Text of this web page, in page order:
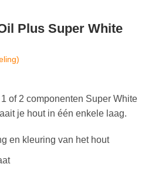
Plus Super White
of 2 componenten Super White
je hout in één enkele laag.
en kleuring van het hout